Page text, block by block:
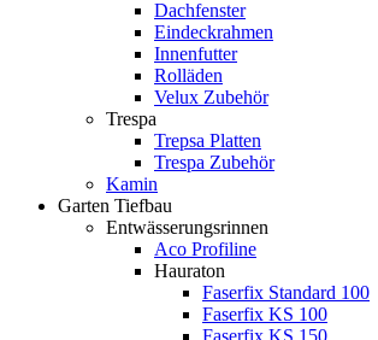
Dachfenster
Eindeckrahmen
Innenfutter
Rolläden
Velux Zubehör
Trespa
Trepsa Platten
Trespa Zubehör
Kamin
Garten Tiefbau
Entwässerungsrinnen
Aco Profiline
Hauraton
Faserfix Standard 100
Faserfix KS 100
Faserfix KS 150